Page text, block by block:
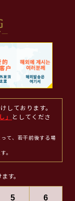
しております。
」
としてくださ
て、若干前後する場
。
す。
5 6